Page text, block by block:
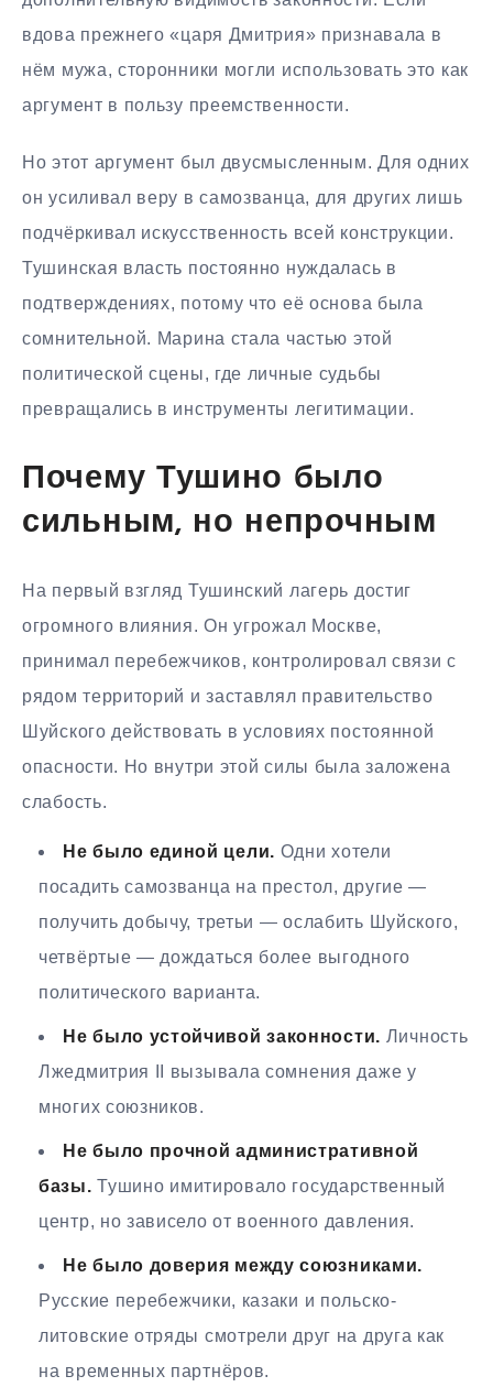
вдова прежнего «царя Дмитрия» признавала в
нём мужа, сторонники могли использовать это как
аргумент в пользу преемственности.
Но этот аргумент был двусмысленным. Для одних
он усиливал веру в самозванца, для других лишь
подчёркивал искусственность всей конструкции.
Тушинская власть постоянно нуждалась в
подтверждениях, потому что её основа была
сомнительной. Марина стала частью этой
политической сцены, где личные судьбы
превращались в инструменты легитимации.
Почему Тушино было
сильным, но непрочным
На первый взгляд Тушинский лагерь достиг
огромного влияния. Он угрожал Москве,
принимал перебежчиков, контролировал связи с
рядом территорий и заставлял правительство
Шуйского действовать в условиях постоянной
опасности. Но внутри этой силы была заложена
слабость.
Не было единой цели. Одни хотели
посадить самозванца на престол, другие —
получить добычу, третьи — ослабить Шуйского,
четвёртые — дождаться более выгодного
политического варианта.
Не было устойчивой законности. Личность
Лжедмитрия II вызывала сомнения даже у
многих союзников.
Не было прочной административной
базы. Тушино имитировало государственный
центр, но зависело от военного давления.
Не было доверия между союзниками.
Русские перебежчики, казаки и польско-
литовские отряды смотрели друг на друга как
на временных партнёров.